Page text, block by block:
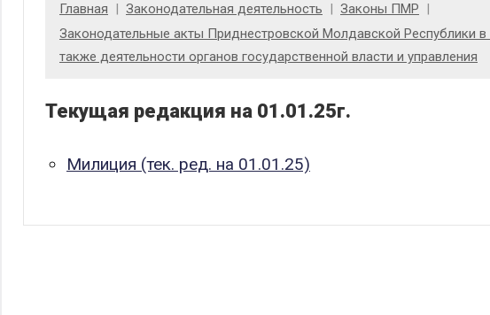
Главная Законодательная деятельность
Законы ПМР
Законодательные акты Приднестровской Молдавской Республики
также деятельности органов государственной власти и управления
Текущая редакция на 01.01.25г.
Милиция (тек. ред. на 01.01.25)